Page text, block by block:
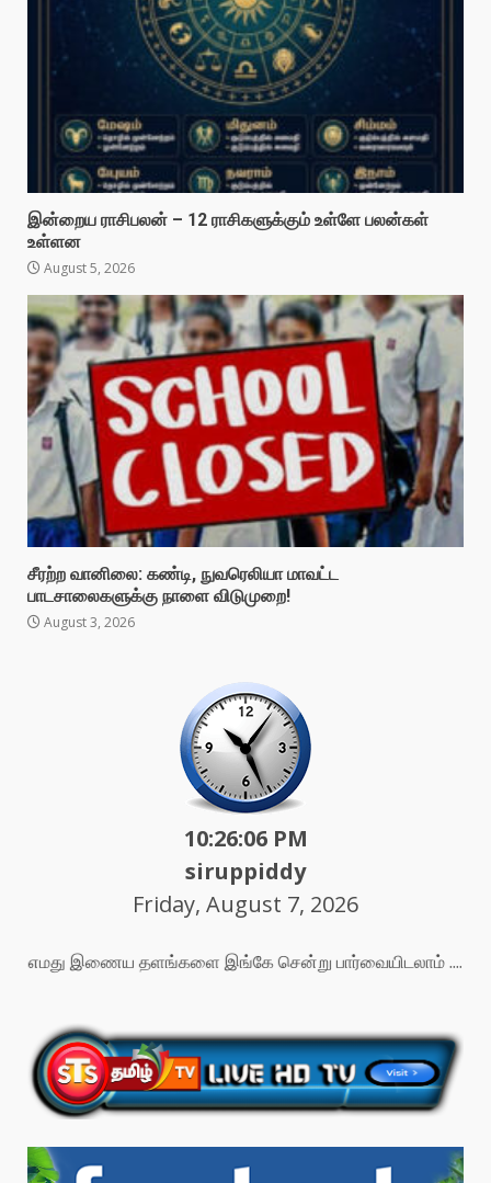
இன்றைய ராசிபலன் – 12 ராசிகளுக்கும் உள்ளே பலன்கள்
உள்ளன
August 5, 2026
சீரற்ற வானிலை: கண்டி, நுவரெலியா மாவட்ட
பாடசாலைகளுக்கு நாளை விடுமுறை!
August 3, 2026
10:26:08 PM
siruppiddy
Friday, August 7, 2026
எமது இணைய தளங்களை இங்கே சென்று பார்வையிடலாம் ....